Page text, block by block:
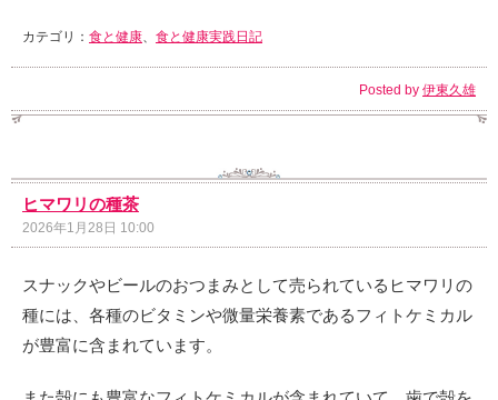
カテゴリ： 食と健康、 食と健康実践日記
Posted by 伊東久雄
ヒマワリの種茶
2026年1月28日 10:00
スナックやビールのおつまみとして売られているヒマワリの
種には、各種のビタミンや微量栄養素であるフィトケミカル
が豊富に含まれています。